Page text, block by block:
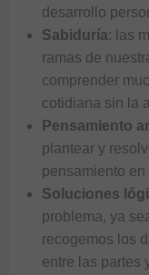
desarrollo
Sabiduría: las
ramas de
comprender
cotidiana sin la
Pensamiento
plantear y
pensamiento
Soluciones
problema, ya
recogemos los
entre las partes